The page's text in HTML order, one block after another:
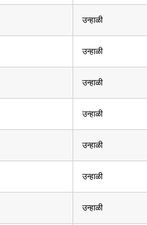
उन्हाळी
उन्हाळी
उन्हाळी
उन्हाळी
उन्हाळी
उन्हाळी
उन्हाळी